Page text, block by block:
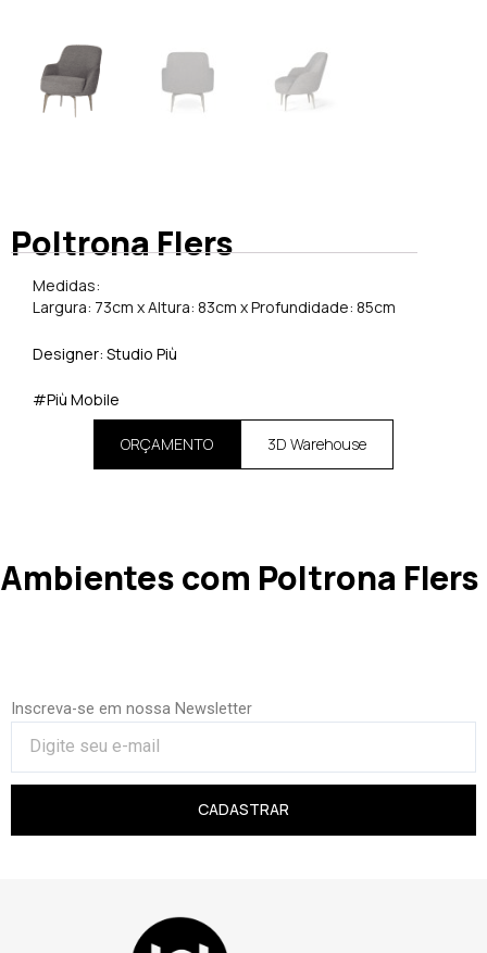
Poltrona Flers
Medidas:
Largura: 73cm x Altura: 83cm x Profundidade: 85cm
Designer: Studio Più
#Più Mobile
ORÇAMENTO 3D Warehouse
Ambientes com Poltrona Flers
Inscreva-se em nossa Newsletter
CADASTRAR